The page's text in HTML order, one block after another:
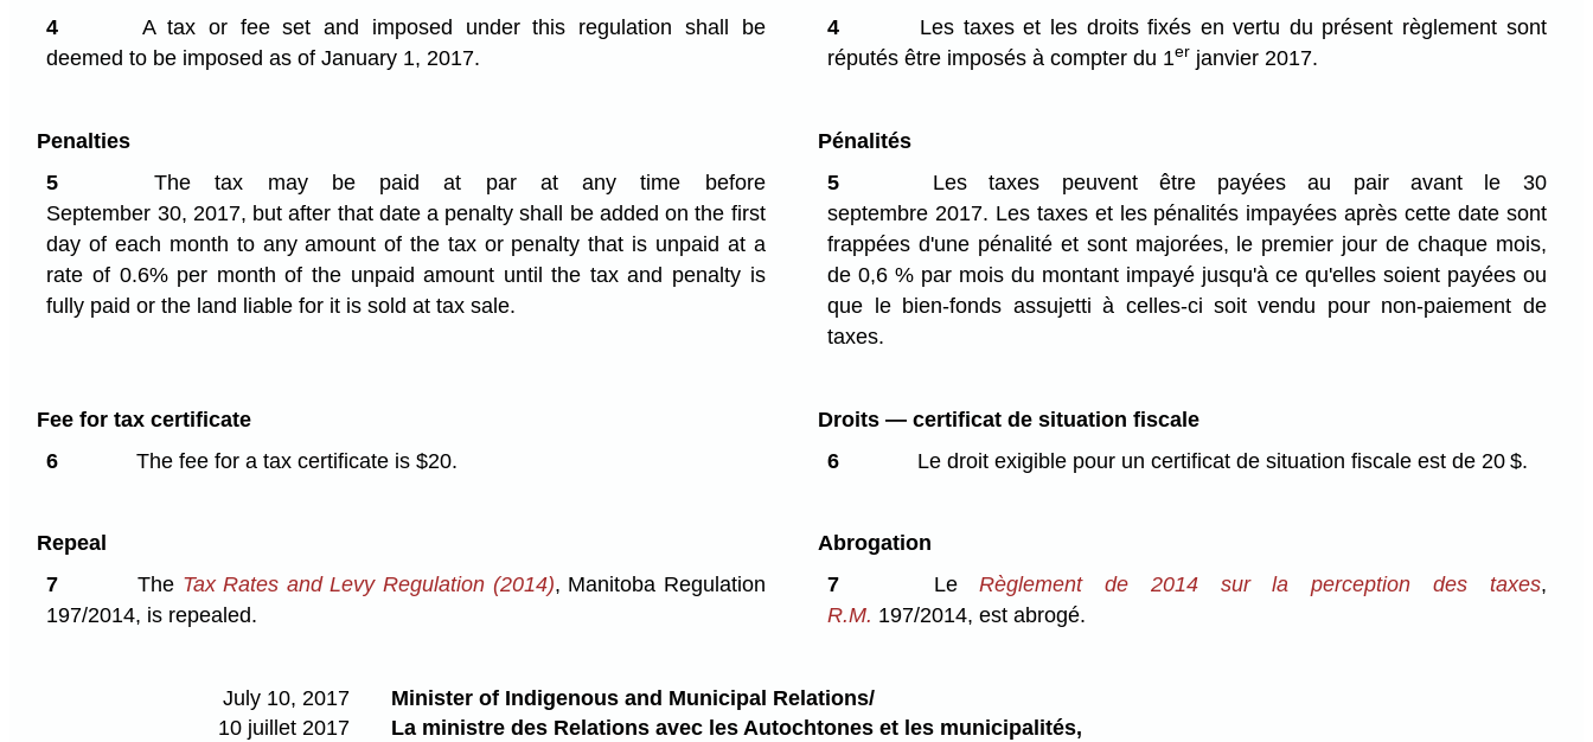
4
A tax or fee set and imposed under this regulation shall be
deemed to be imposed as of January 1, 2017.
4
Les taxes et les droits fixés en vertu du présent règlement sont
réputés être imposés à compter du 1er janvier 2017.
Penalties
5
The tax may be paid at par at any time before
September 30, 2017, but after that date a penalty shall be added on the first
day of each month to any amount of the tax or penalty that is unpaid at a
rate of 0.6% per month of the unpaid amount until the tax and penalty is
fully paid or the land liable for it is sold at tax sale.
Pénalités
5
Les taxes peuvent être payées au pair avant le 30
septembre 2017. Les taxes et les pénalités impayées après cette date sont
frappées d'une pénalité et sont majorées, le premier jour de chaque mois,
de 0,6 % par mois du montant impayé jusqu'à ce qu'elles soient payées ou
que le bien-fonds assujetti à celles-ci soit vendu pour non-paiement de
taxes.
Fee for tax certificate
6
The fee for a tax certificate is $20.
Droits — certificat de situation fiscale
6
Le droit exigible pour un certificat de situation fiscale est de 20 $.
Repeal
7
The Tax Rates and Levy Regulation (2014), Manitoba Regulation
197/2014, is repealed.
Abrogation
7
LeRèglement de 2014 sur la perception des taxes,
R.M. 197/2014, est abrogé.
July 10, 2017
Minister of Indigenous and Municipal Relations/
10 juillet 2017
La ministre des Relations avec les Autochtones et les municipalités,